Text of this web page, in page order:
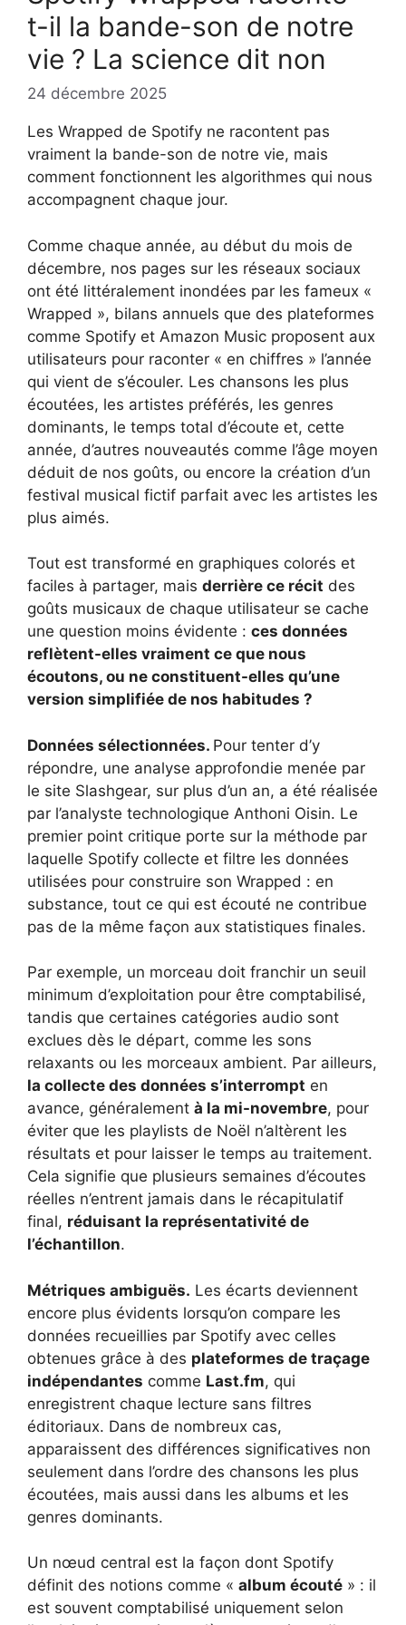
t-il la bande-son de notre
vie ? La science dit non
24 décembre 2025
Les Wrapped de Spotify ne racontent pas
vraiment la bande-son de notre vie, mais
comment fonctionnent les algorithmes qui nous
accompagnent chaque jour.
Comme chaque année, au début du mois de
décembre, nos pages sur les réseaux sociaux
ont été littéralement inondées par les fameux «
Wrapped », bilans annuels que des plateformes
comme Spotify et Amazon Music proposent aux
utilisateurs pour raconter « en chiffres » l’année
qui vient de s’écouler. Les chansons les plus
écoutées, les artistes préférés, les genres
dominants, le temps total d’écoute et, cette
année, d’autres nouveautés comme l’âge moyen
déduit de nos goûts, ou encore la création d’un
festival musical fictif parfait avec les artistes les
plus aimés.
Tout est transformé en graphiques colorés et
faciles à partager, mais derrière ce récit des
goûts musicaux de chaque utilisateur se cache
une question moins évidente : ces données
reflètent-elles vraiment ce que nous
écoutons, ou ne constituent-elles qu’une
version simplifiée de nos habitudes ?
Données sélectionnées. Pour tenter d’y
répondre, une analyse approfondie menée par
le site Slashgear, sur plus d’un an, a été réalisée
par l’analyste technologique Anthoni Oisin. Le
premier point critique porte sur la méthode par
laquelle Spotify collecte et filtre les données
utilisées pour construire son Wrapped : en
substance, tout ce qui est écouté ne contribue
pas de la même façon aux statistiques finales.
Par exemple, un morceau doit franchir un seuil
minimum d’exploitation pour être comptabilisé,
tandis que certaines catégories audio sont
exclues dès le départ, comme les sons
relaxants ou les morceaux ambient. Par ailleurs,
la collecte des données s’interrompt en
avance, généralement à la mi-novembre, pour
éviter que les playlists de Noël n’altèrent les
résultats et pour laisser le temps au traitement.
Cela signifie que plusieurs semaines d’écoutes
réelles n’entrent jamais dans le récapitulatif
final, réduisant la représentativité de
l’échantillon.
Métriques ambiguës. Les écarts deviennent
encore plus évidents lorsqu’on compare les
données recueillies par Spotify avec celles
obtenues grâce à des plateformes de traçage
indépendantes comme Last.fm, qui
enregistrent chaque lecture sans filtres
éditoriaux. Dans de nombreux cas,
apparaissent des différences significatives non
seulement dans l’ordre des chansons les plus
écoutées, mais aussi dans les albums et les
genres dominants.
Un nœud central est la façon dont Spotify
définit des notions comme « album écouté » : il
est souvent comptabilisé uniquement selon